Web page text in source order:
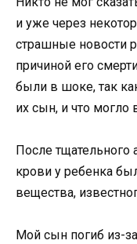
и уже через
страшные новости
причиной его
были в шоке, так
их сын, и что
После тщательного
крови у ребенка
вещества,
Мой сын погиб из-